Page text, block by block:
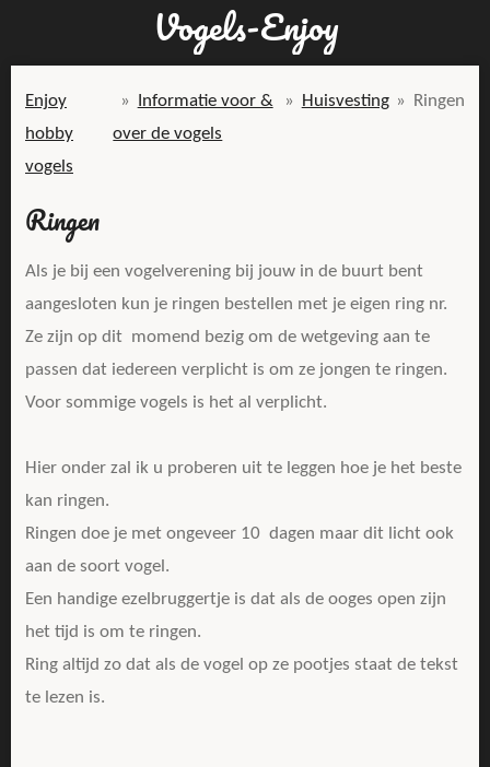
naar
de
hoofdinhoud
Vogels-Enjoy
Enjoy
hobby
vogels
»
Informatie voor &
over de vogels
» Huisvesting » Ringen
Ringen
Als je bij een vogelverening bij jouw in de buurt bent
aangesloten kun je ringen bestellen met je eigen ring nr.
Ze zijn op dit momend bezig om de wetgeving aan te
passen dat iedereen verplicht is om ze jongen te ringen.
Voor sommige vogels is het al verplicht.
Hier onder zal ik u proberen uit te leggen hoe je het beste
kan ringen.
Ringen doe je met ongeveer 10 dagen maar dit licht ook
aan de soort vogel.
Een handige ezelbruggertje is dat als de ooges open zijn
het tijd is om te ringen.
Ring altijd zo dat als de vogel op ze pootjes staat de tekst
te lezen is.